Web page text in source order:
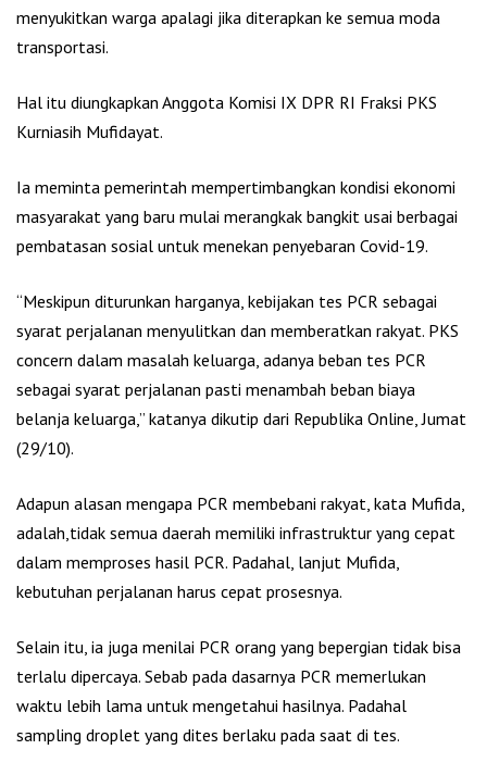
menyukitkan warga apalagi jika diterapkan ke semua moda
transportasi.
Hal itu diungkapkan Anggota Komisi IX DPR RI Fraksi PKS
Kurniasih Mufidayat.
Ia meminta pemerintah mempertimbangkan kondisi ekonomi
masyarakat yang baru mulai merangkak bangkit usai berbagai
pembatasan sosial untuk menekan penyebaran Covid-19.
“Meskipun diturunkan harganya, kebijakan tes PCR sebagai
syarat perjalanan menyulitkan dan memberatkan rakyat. PKS
concern dalam masalah keluarga, adanya beban tes PCR
sebagai syarat perjalanan pasti menambah beban biaya
belanja keluarga,” katanya dikutip dari Republika Online, Jumat
(29/10).
Adapun alasan mengapa PCR membebani rakyat, kata Mufida,
adalah,tidak semua daerah memiliki infrastruktur yang cepat
dalam memproses hasil PCR. Padahal, lanjut Mufida,
kebutuhan perjalanan harus cepat prosesnya.
Selain itu, ia juga menilai PCR orang yang bepergian tidak bisa
terlalu dipercaya. Sebab pada dasarnya PCR memerlukan
waktu lebih lama untuk mengetahui hasilnya. Padahal
sampling droplet yang dites berlaku pada saat di tes.